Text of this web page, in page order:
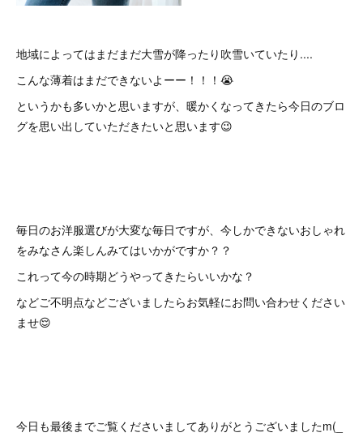
地域によってはまだまだ大雪が降ったり吹雪いていたり....
こんな薄着はまだできないよーー！！！😭
というかも多いかと思いますが、暖かくなってきたら今日のブロ
グを思い出していただきたいと思います😉
毎日のお洋服選びが大変な毎日ですが、今しかできないおしゃれ
をみなさん楽しんみてはいかがですか？？
これって今の時期どうやってきたらいいかな？
などご不明点などございましたらお気軽にお問い合わせください
ませ😌
今日も最後までご覧くださいましてありがとうございましたm(_